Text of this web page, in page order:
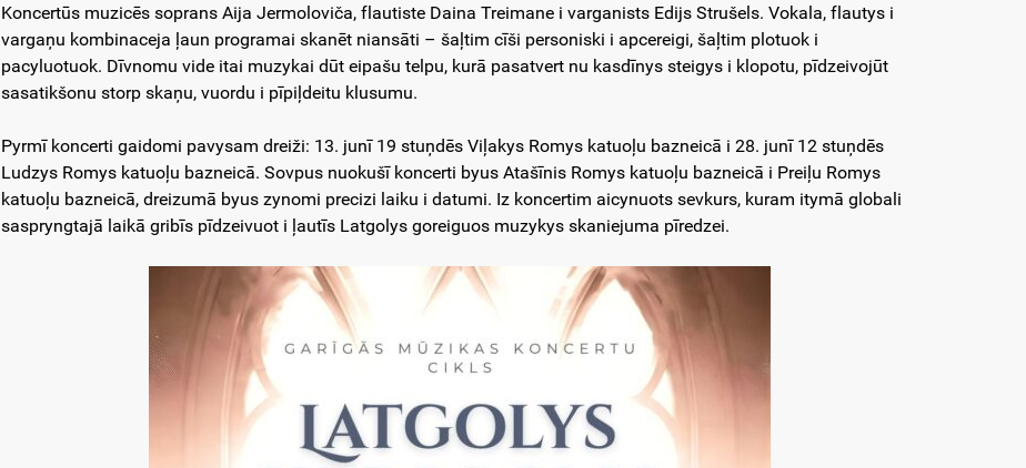
Koncertūs muzicēs soprans Aija Jermoloviča, flautiste Daina Treimane i varganists Edijs Strušels. Vokala, flautys i
vargaņu kombinaceja ļaun programai skanēt niansāti – šaļtim cīši personiski i apcereigi, šaļtim plotuok i
pacyluotuok. Dīvnomu vide itai muzykai dūt eipašu telpu, kurā pasatvert nu kasdīnys steigys i klopotu, pīdzeivojūt
sasatikšonu storp skaņu, vuordu i pīpiļdeitu klusumu.
Pyrmī koncerti gaidomi pavysam dreiži: 13. junī 19 stuņdēs Viļakys Romys katuoļu bazneicā i 28. junī 12 stuņdēs
Ludzys Romys katuoļu bazneicā. Sovpus nuokušī koncerti byus Atašīnis Romys katuoļu bazneicā i Preiļu Romys
katuoļu bazneicā, dreizumā byus zynomi precizi laiku i datumi. Iz koncertim aicynuots sevkurs, kuram itymā globali
saspryngtajā laikā gribīs pīdzeivuot i ļautīs Latgolys goreiguos muzykys skaniejuma pīredzei.